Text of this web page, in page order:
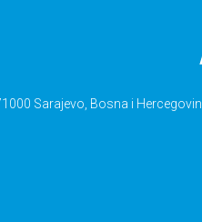
Sarajevo, Bosna i